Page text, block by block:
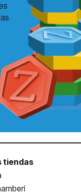
tiendas